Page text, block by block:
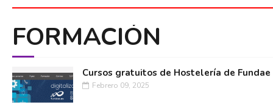
FORMACIÓN
Cursos gratuitos de Hostelería de Fundae
Febrero 09, 2025